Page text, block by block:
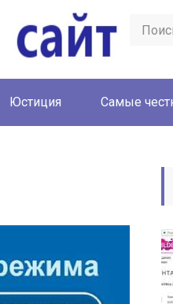
Юстиция Cамые